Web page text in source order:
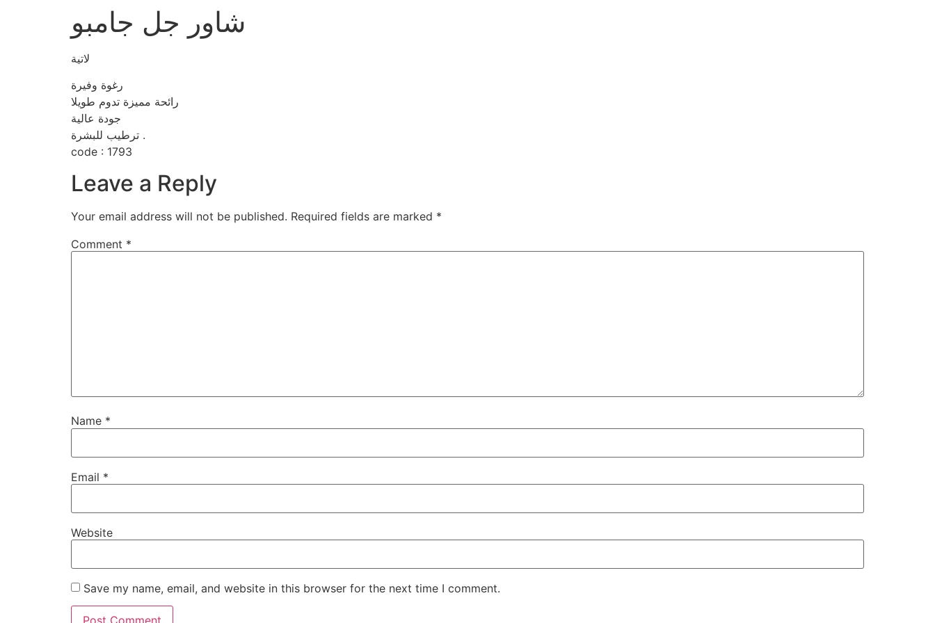
شاور جل جامبو
لاتية
رغوة وفيرة
رائحة مميزة تدوم طويلا
جودة عالية
ترطيب للبشرة .
code : 1793
Leave a Reply
Your email address will not be published. Required fields are marked *
Comment *
Name *
Email *
Website
Save my name, email, and website in this browser for the next time I comment.